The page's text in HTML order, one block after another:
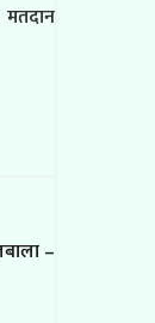
–